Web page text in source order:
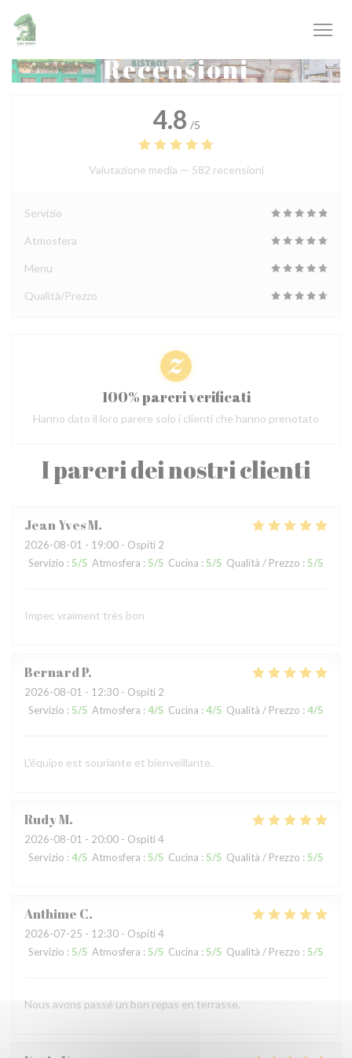
Personalizzazione delle tue scelte sui cookie
Recensioni
I pareri dei nostri clienti
Jean YvesM
2026-08-01 - 19:00 - Ospiti 2
Servizio : 5/5 Atmosfera : 5/5 Cucina : 5/5 Qualità / Prezzo : 5/5
Impec vraiment très bon
BernardP
2026-08-01 - 12:30 - Ospiti 2
Servizio : 5/5 Atmosfera : 4/5 Cucina : 4/5 Qualità / Prezzo : 4/5
L'équipe est souriante et bienveillante.
RudyM
2026-08-01 - 20:00 - Ospiti 4
Servizio : 4/5 Atmosfera : 5/5 Cucina : 5/5 Qualità / Prezzo : 5/5
Anthime C
2026-07-25 - 12:30 - Ospiti 4
Servizio : 5/5 Atmosfera : 5/5 Cucina : 5/5 Qualità / Prezzo : 5/5
Nous avons passé un bon repas en terrasse.
4.8 /5
Valutazione media — 582 recensioni
Servizio
Atmosfera
Menu
Qualità/Prezzo
100% pareri verificati
Hanno dato il loro parere solo i clienti che hanno prenotato